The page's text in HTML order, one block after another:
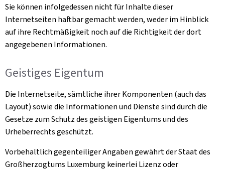
Sie können infolgedessen nicht für Inhalte dieser
Internetseiten haftbar gemacht werden, weder im Hinblick
auf ihre Rechtmäßigkeit noch auf die Richtigkeit der dort
angegebenen Informationen.
Geistiges Eigentum
Die Internetseite, sämtliche ihrer Komponenten (auch das
Layout) sowie die Informationen und Dienste sind durch die
Gesetze zum Schutz des geistigen Eigentums und des
Urheberrechts geschützt.
Vorbehaltlich gegenteiliger Angaben gewährt der Staat des
Großherzogtums Luxemburg keinerlei Lizenz oder